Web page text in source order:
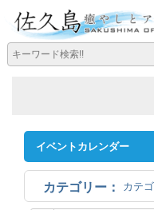
イベントカレンダー
カテ